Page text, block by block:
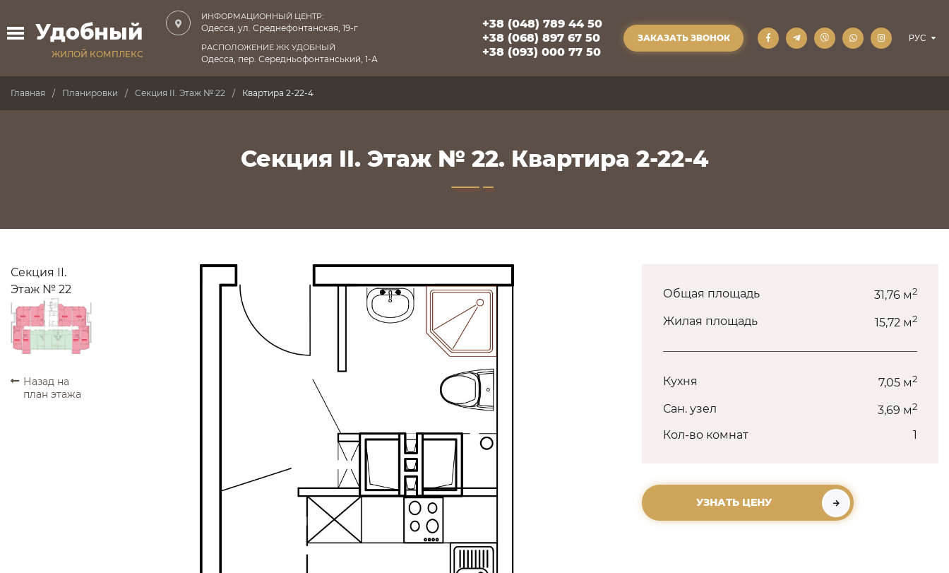
Удобный
ЖИЛОЙ КОМПЛЕКС
ИНФОРМАЦИОННЫЙ ЦЕНТР:
Одесса, ул. Среднефонтанская, 19-г
РАСПОЛОЖЕНИЕ ЖК УДОБНЫЙ
Одесса, пер. Середньофонтанський, 1-А
+38 (048) 789 44 50
+38 (068) 897 67 50
+38 (093) 000 77 50
ЗАКАЗАТЬ ЗВОНОК
Главная Планировки Секция II. Этаж № 22 Квартира 2-22-4
Секция II. Этаж № 22. Квартира 2-22-4
Секция II.
Этаж № 22
ПРОДАНО
ПРОДАНО
ПРОДАНО
ПРОДАНО
Назад на
план этажа
Общая площадь 31,76 м2
Жилая площадь 15,72 м2
Кухня 7,05 м2
Сан. узел 3,69 м2
Кол-во комнат 1
УЗНАТЬ ЦЕНУ